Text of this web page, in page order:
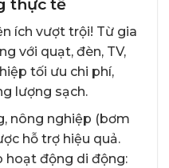
thực tế
ích vượt trội! Từ gia
với quạt, đèn, TV,
tối ưu chi phí,
lượng sạch.
nông nghiệp (bơm
hỗ trợ hiệu quả.
hoạt động di động: